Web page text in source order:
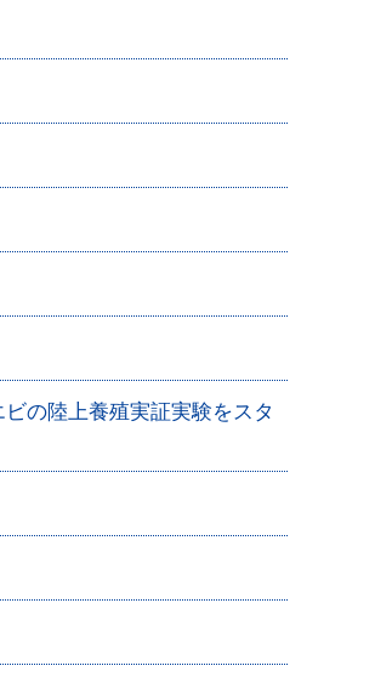
の陸上養殖実証実験をスタ